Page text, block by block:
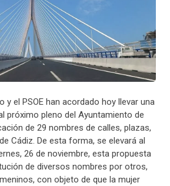
y el PSOE han acordado hoy llevar una
próximo pleno del Ayuntamiento de
de 29 nombres de calles, plazas,
Cádiz. De esta forma, se elevará al
26 de noviembre, esta propuesta
de diversos nombres por otros,
con objeto de que la mujer